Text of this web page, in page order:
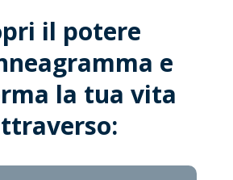
il potere
e
la tua vita